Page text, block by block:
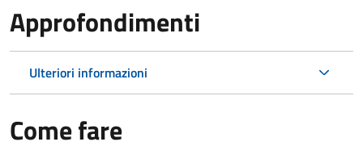
Approfondimenti
Ulteriori informazioni
Come fare